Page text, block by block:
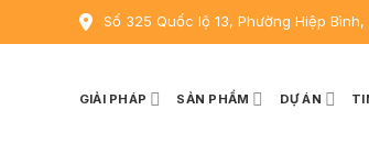
to
Số 325 Quốc lộ 13, Phường Hiệp
GIẢI PHÁP SẢN PHẨM DỰ ÁN